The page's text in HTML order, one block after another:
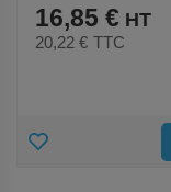
16,85 €
20,22 € TTC
AJOUTER